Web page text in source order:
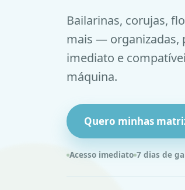
Bailarinas, corujas,
mais — organizadas,
imediato e
máquina.
Quero minhas
Acesso imediato 7 dias de